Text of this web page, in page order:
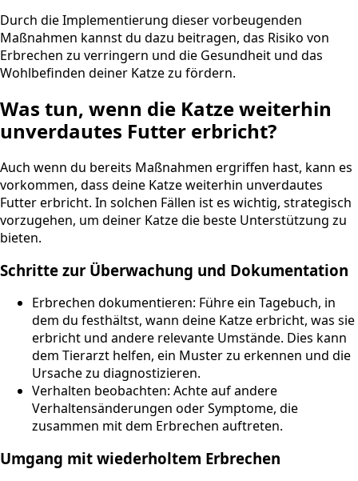
Durch die Implementierung dieser vorbeugenden
Maßnahmen kannst du dazu beitragen, das Risiko von
Erbrechen zu verringern und die Gesundheit und das
Wohlbefinden deiner Katze zu fördern.
Was tun, wenn die Katze weiterhin
unverdautes Futter erbricht?
Auch wenn du bereits Maßnahmen ergriffen hast, kann es
vorkommen, dass deine Katze weiterhin unverdautes
Futter erbricht. In solchen Fällen ist es wichtig, strategisch
vorzugehen, um deiner Katze die beste Unterstützung zu
bieten.
Schritte zur Überwachung und Dokumentation
Erbrechen dokumentieren: Führe ein Tagebuch, in
dem du festhältst, wann deine Katze erbricht, was sie
erbricht und andere relevante Umstände. Dies kann
dem Tierarzt helfen, ein Muster zu erkennen und die
Ursache zu diagnostizieren.
Verhalten beobachten: Achte auf andere
Verhaltensänderungen oder Symptome, die
zusammen mit dem Erbrechen auftreten.
Umgang mit wiederholtem Erbrechen